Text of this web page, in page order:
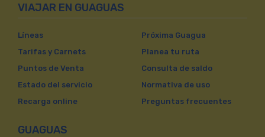
VIAJAR EN GUAGUAS
Líneas
Tarifas y Carnets
Puntos de Venta
Estado del servicio
Recarga online
Próxima Guagua
Planea tu ruta
Consulta de saldo
Normativa de uso
Preguntas frecuentes
GUAGUAS